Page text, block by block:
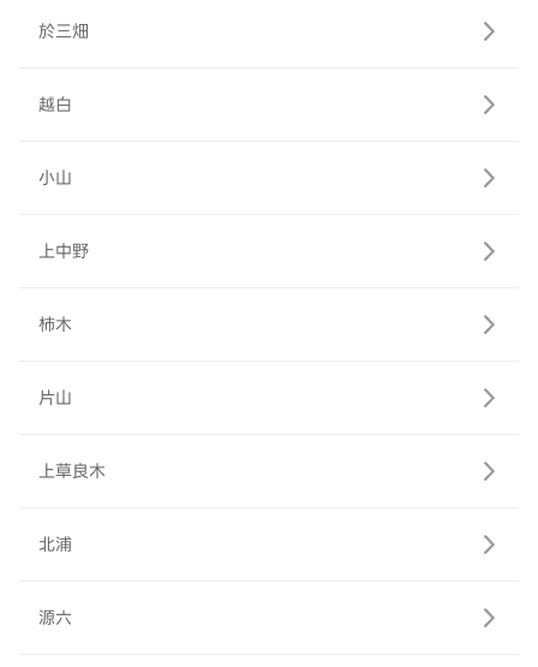
於三畑
越白
小山
上中野
柿木
片山
上草良木
北浦
源六